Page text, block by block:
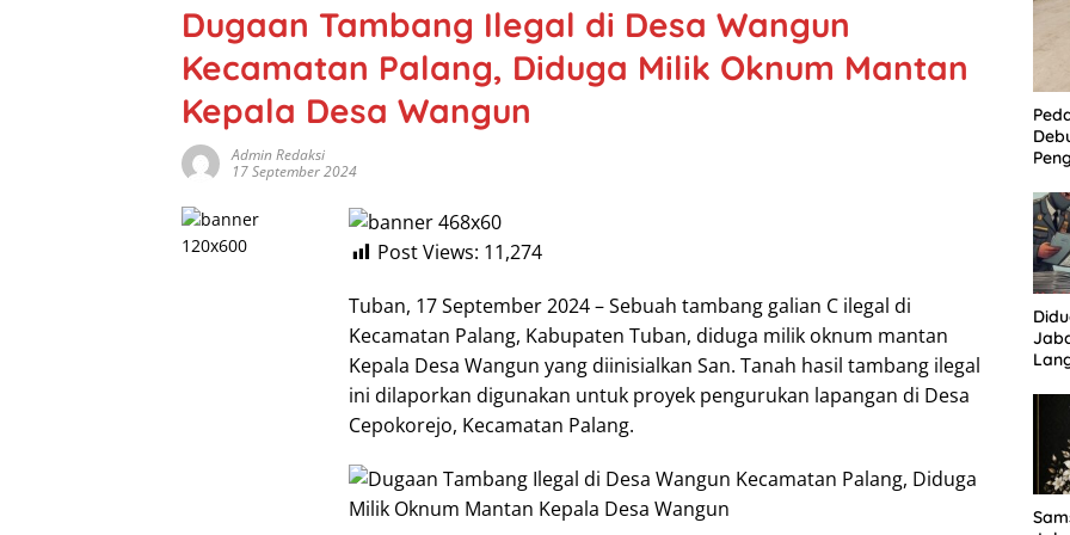
Dugaan Tambang Ilegal di Desa Wangun
Kecamatan Palang, Diduga Milik Oknum Mantan
Kepala Desa Wangun
Admin Redaksi
17 September 2024
Post Views: 11,274
Tuban, 17 September 2024 – Sebuah tambang galian C ilegal di
Kecamatan Palang, Kabupaten Tuban, diduga milik oknum mantan
Kepala Desa Wangun yang diinisialkan San. Tanah hasil tambang ilegal
ini dilaporkan digunakan untuk proyek pengurukan lapangan di Desa
Cepokorejo, Kecamatan Palang.